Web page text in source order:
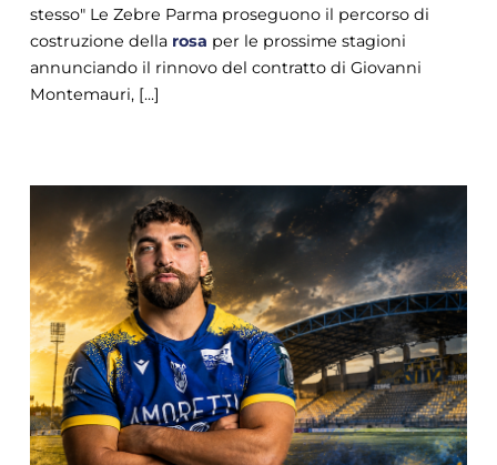
stesso" Le Zebre Parma proseguono il percorso di
costruzione della rosa per le prossime stagioni
annunciando il rinnovo del contratto di Giovanni
Montemauri, [...]